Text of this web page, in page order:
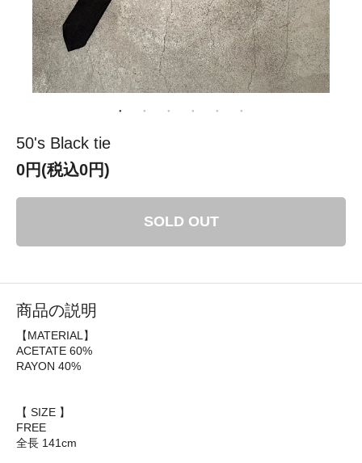
50's Black tie
0円(税込0円)
SOLD OUT
商品の説明
【MATERIAL】
ACETATE 60%
RAYON 40%
【 SIZE 】
FREE
全長 141cm